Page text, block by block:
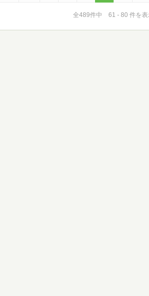
全489件中 61 - 80 件を表